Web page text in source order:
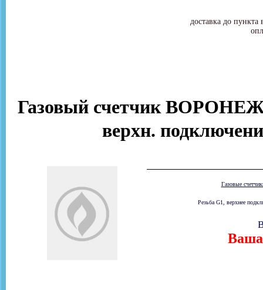
доставка до
Газовый счетчик
верхн.
Газовые
Резьба G1, верхнее
Ваша